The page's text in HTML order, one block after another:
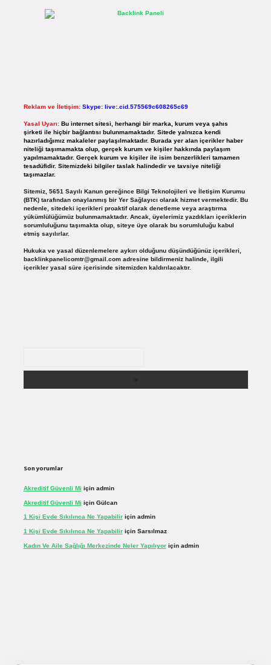
Reklam ve İletişim: Skype: live:.cid.575569c608265c69
Yasal Uyarı: Bu internet sitesi, herhangi bir marka, kurum veya şahıs
şirketi ile hiçbir bağlantısı bulunmamaktadır. Sitede yalnızca kendi
hazırladığımız makaleler paylaşılmaktadır. Burada yer alan içerikler haber
niteliği taşımamakta olup, gerçek kurum ve kişiler hakkında paylaşım
yapılmamaktadır. Gerçek kurum ve kişiler ile isim benzerlikleri tamamen
tesadüfidir. Sitemizdeki bilgiler taslak halindedir ve tavsiye niteliği
taşımazlar.
Sitemiz, 5651 Sayılı Kanun gereğince Bilgi Teknolojileri ve İletişim Kurumu
(BTK) tarafından onaylanmış bir Yer Sağlayıcı olarak hizmet vermektedir. Bu
nedenle, sitedeki içerikleri proaktif olarak denetleme veya araştırma
yükümlülüğümüz bulunmamaktadır. Ancak, üyelerimiz yazdıkları içeriklerin
sorumluluğunu taşımakta olup, siteye üye olarak bu sorumluluğu kabul
etmiş sayılırlar.
Hukuka ve yasal düzenlemelere aykırı olduğunu düşündüğünüz içerikleri,
backlinkpanelicomtr@gmail.comadresine bildirmeniz halinde, ilgili
içerikler yasal süre içerisinde sitemizden kaldırılacaktır.
Son yorumlar
Akreditif Güvenli Mi için admin
Akreditif Güvenli Mi için Gülcan
1 Kişi Evde Sıkılınca Ne Yapabiliriçin admin
1 Kişi Evde Sıkılınca Ne Yapabiliriçin Sarsılmaz
Kadın Ve Aile Sağlığı Merkezinde Neler Yapılıyoriçin admin